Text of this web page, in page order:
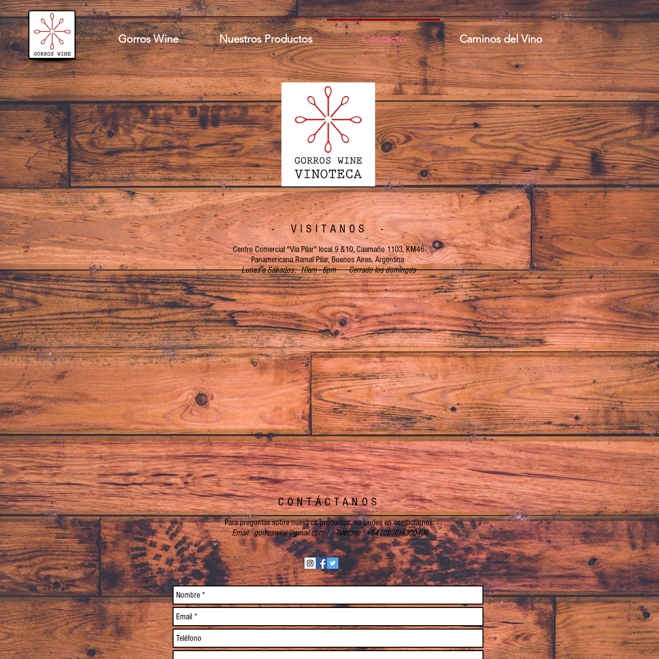
Gorros Wine Nuestros Productos Contacto Caminos del Vino
- VISITANOS -
Centro Comercial "Via Pilar" local 9 &10, Caamaño 1103, KM46
Panamericana Ramal Pilar, Buenos Aires, Argentina
Lunes a Sábados: 10am - 8pm/Cerrado los domingos
CONTÁCTANOS
Para preguntas sobre nuestros productos, no dudes en contactarnos:
Email:gorroswine@gmail.com /Teléfono: +54 (0230)4300406